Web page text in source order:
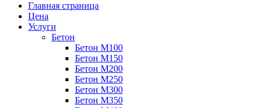
Главная страница
Цена
Услуги
Бетон
Бетон М100
Бетон М150
Бетон М200
Бетон М250
Бетон М300
Бетон М350